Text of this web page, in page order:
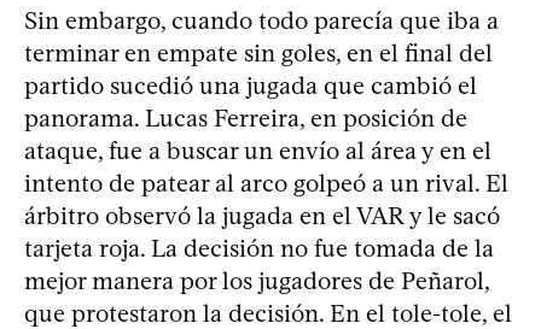
Sin embargo, cuando todo parecía que iba a
terminar en empate sin goles, en el final del
partido sucedió una jugada que cambió el
panorama. Lucas Ferreira, en posición de
ataque, fue a buscar un envío al área y en el
intento de patear al arco golpeó a un rival. El
árbitro observó la jugada en el VAR y le sacó
tarjeta roja. La decisión no fue tomada de la
mejor manera por los jugadores de Peñarol,
que protestaron la decisión. En el tole-tole, el